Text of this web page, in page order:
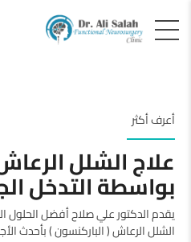
أعرف أكثر
علاج الشلل
بواسطة التدخل
يقدم الدكتور علي صلاح أفضل الحلول
الشلل الرعاش ( الباركنسون ) بأحدث